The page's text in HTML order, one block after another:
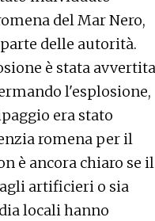
del Mar Nero,
delle autorità.
è stata avvertita
l'esplosione,
era stato
romena per il
è ancora chiaro se il
artificieri o sia
locali hanno